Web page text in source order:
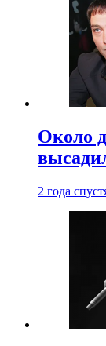
Около
2 года